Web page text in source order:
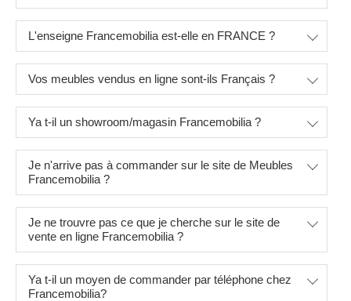
L'enseigne Francemobilia est-elle en FRANCE ?
Vos meubles vendus en ligne sont-ils Français ?
Ya t-il un showroom/magasin Francemobilia ?
Je n'arrive pas à commander sur le site de Meubles
Francemobilia ?
Je ne trouvre pas ce que je cherche sur le site de
vente en ligne Francemobilia ?
Ya t-il un moyen de commander par téléphone chez
Francemobilia?